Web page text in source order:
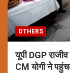
OTHERS
यूपी DGP
CM योगी ने